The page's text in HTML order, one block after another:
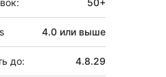
50+
4.0 или выше
до: 4.8.29